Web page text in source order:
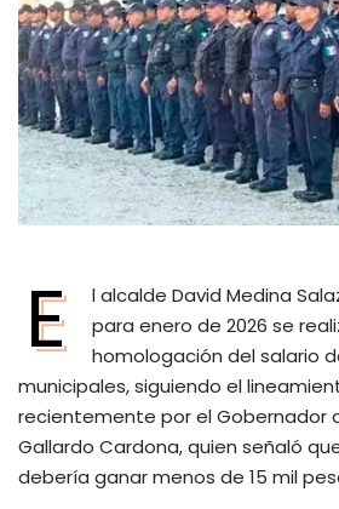
E
l alcalde David Medina
para enero de 2026 se
homologación del salario
municipales, siguiendo el
recientemente por el Gobernador
Gallardo Cardona, quien señaló
debería ganar menos de 15 mil